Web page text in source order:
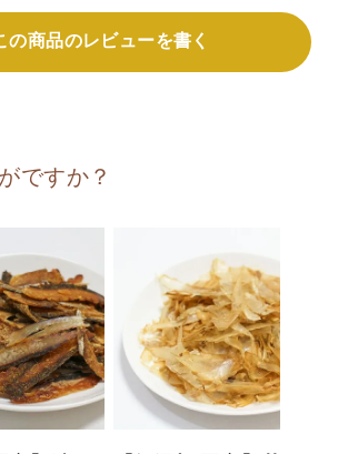
の商品のレビューを書く
ですか？